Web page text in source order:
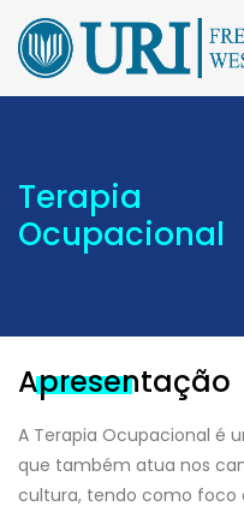
Terapia
Ocupacional
Apresentação
A Terapia Ocupacional é
que também atua nos
cultura, tendo como foco